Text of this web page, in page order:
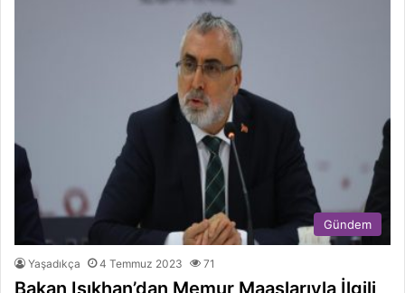
Gündem
Yaşadıkça 4 Temmuz 2023 71